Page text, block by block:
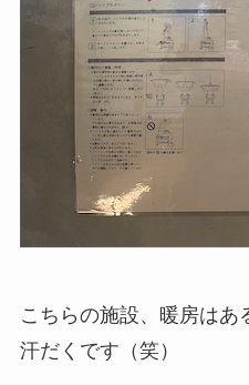
こちらの施設、暖房はあ
汗だくです（笑）